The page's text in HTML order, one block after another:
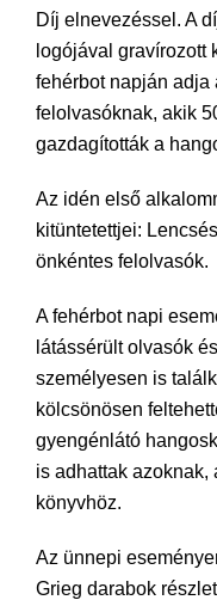
Díj elnevezéssel. A
logójával gravírozott
fehérbot napján adja
felolvasóknak, akik
gazdagították a
Az idén első
kitüntetettjei:
önkéntes felolvasók.
A fehérbot napi
látássérült olvasók
személyesen is
kölcsönösen
gyengénlátó
is adhattak
könyvhöz.
Az ünnepi
Grieg darabok